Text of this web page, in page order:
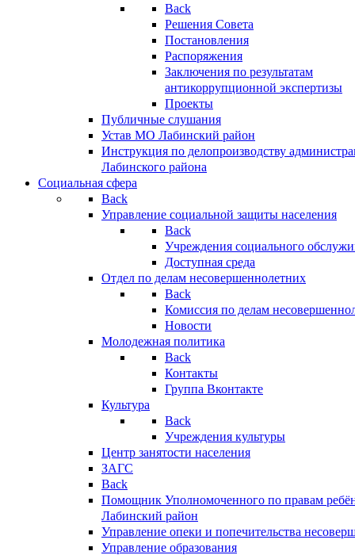
Back
Решения Совета
Постановления
Распоряжения
Заключения по результатам
антикоррупционной экспертизы
Проекты
Публичные слушания
Устав МО Лабинский район
Инструкция по делопроизводству
Лабинского района
Социальная сфера
Back
Управление социальной защиты населения
Back
Учреждения социального
Доступная среда
Отдел по делам несовершеннолетних
Back
Комиссия по делам
Новости
Молодежная политика
Back
Контакты
Группа Вконтакте
Культура
Back
Учреждения культуры
Центр занятости населения
ЗАГС
Back
Помощник Уполномоченного по правам
Лабинский район
Управление опеки и попечительства
Управление образования